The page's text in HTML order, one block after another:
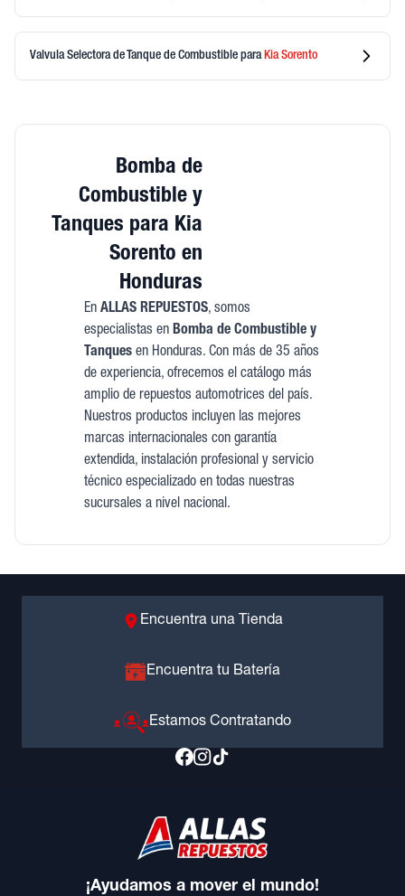
Valvula Selectora de Tanque de Combustible para KiaSorento
Bomba de
Combustible y
Tanques para Kia
Sorento en
Honduras
En ALLAS REPUESTOS, somos
especialistas en Bomba de Combustible y
Tanquesen Honduras. Con más de 35 años
de experiencia, ofrecemos el catálogo más
amplio de repuestos automotrices del país.
Nuestros productos incluyen las mejores
marcas internacionales con garantía
extendida, instalación profesional y servicio
técnico especializado en todas nuestras
sucursales a nivel nacional.
Encuentra una Tienda
Encuentra tu Batería
Estamos Contratando
¡Ayudamos a mover el mundo!